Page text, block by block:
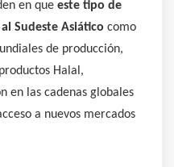
en que este tipo de
Sudeste Asiático como
de producción,
Halal,
en las cadenas globales
a nuevos mercados